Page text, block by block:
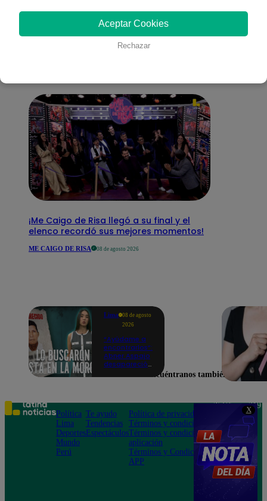
X
También te puede
interesar
¡Me Caigo de Risa llegó a su final y el
elenco recordó sus mejores momentos!
ME CAIGO DE RISA 08 de agosto 2026
Lima
08 de agosto
2026
“Ayúdame a
encontrarlos”:
Abner Aspajo
desapareció
memoria |
VIDEO
Aceptar Cookies
Rechazar
Encuéntranos también en
Política
Lima
Deportes
Mundo
Perú
Te ayudo
Tendencias
Espectáculos
Política de privacidad
Términos y condiciones
Términos y condiciones
aplicación
Términos y Condiciones
APP
Teléfono: 219
Av. San
Felipe 968
Jesús María